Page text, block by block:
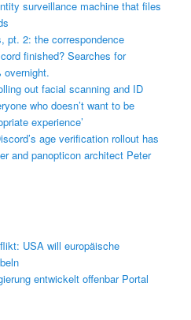
surveillance machine that files
pt. 2: the correspondence
finished? Searches for
overnight.
out facial scanning and ID
who doesn’t want to be
experience’
age verification rollout has
and panopticon architect Peter
USA will europäische
entwickelt offenbar Portal